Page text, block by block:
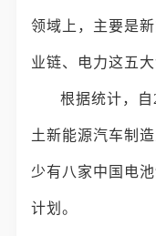
领域上，主要是
业链、电力这五大
根据统计，
土新能源汽车制
少有八家中国电
计划。